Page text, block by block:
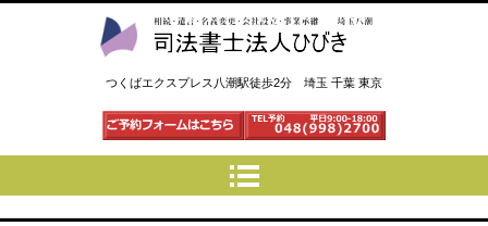
司法書士法人ひびき 八潮三郷
つくばエクスプレス八潮駅徒歩2分 埼玉 千葉 東京